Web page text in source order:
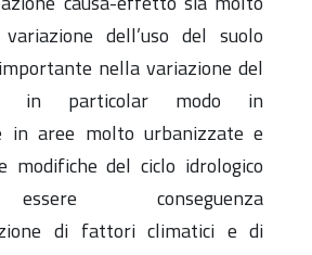
variazione dell’uso del suolo
nella variazione del
in particolar modo in
in aree molto urbanizzate e
modifiche del ciclo idrologico
conseguenza
di fattori climatici e di